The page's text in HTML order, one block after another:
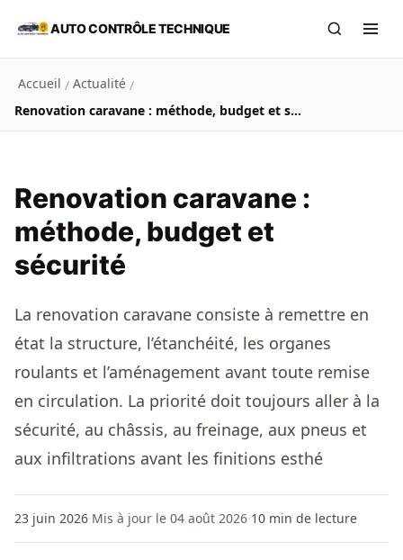
Aller au contenu principal
AUTO CONTRÔLE TECHNIQUE
Accueil / Actualité /
Renovation caravane : méthode, budget et sécurité
Renovation caravane :
méthode, budget et
sécurité
La renovation caravane consiste à remettre en
état la structure, l’étanchéité, les organes
roulants et l’aménagement avant toute remise
en circulation. La priorité doit toujours aller à la
sécurité, au châssis, au freinage, aux pneus et
aux infiltrations avant les finitions esthé
23 juin 2026·Mis à jour le 04 août 2026·10 min de lecture